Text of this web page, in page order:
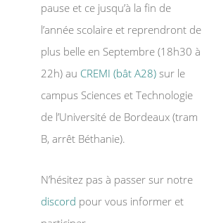
pause et ce jusqu’à la fin de
l’année scolaire et reprendront de
plus belle en Septembre (18h30 à
22h) au CREMI (bât A28) sur le
campus Sciences et Technologie
de l’Université de Bordeaux (tram
B, arrêt Béthanie).
N’hésitez pas à passer sur notre
discord pour vous informer et